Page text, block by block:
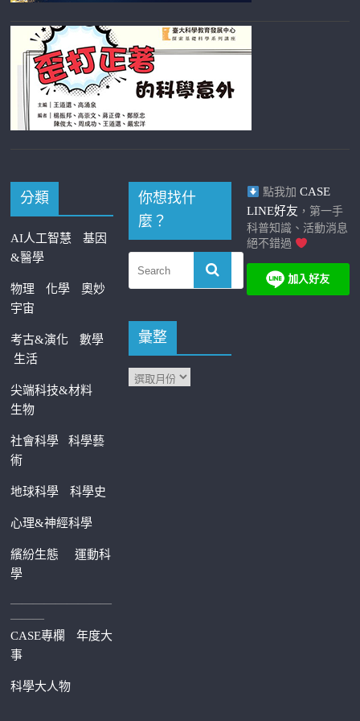
分類
AI人工智慧
基因
&醫學
物理 化學
奧妙
宇宙
考古&演化
數學
生活
尖端科技&材料
生物
社會科學科學藝
術
地球科學 科學史
心理&神經科學
繽紛生態運動科
學
—————————
———
CASE專欄
年度大
事
科學大人物
你想找什
麼？
彙整
點我加 CASE
LINE好友 ，第一手
科普知識、活動消息
絕不錯過